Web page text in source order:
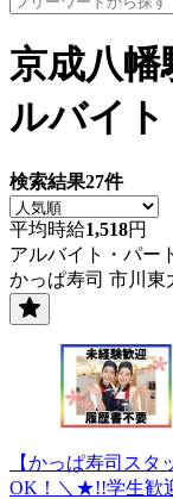
京成八
ルバイ
検索結果27件
平均時給1,518円
アルバイト・パー
かっぱ寿司 市川東
【かっぱ寿司ス
OK！＼★!!学生歓